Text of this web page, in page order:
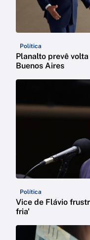
Política
Planalto prevê
Buenos Aires
Política
Vice de Flávio
fria'